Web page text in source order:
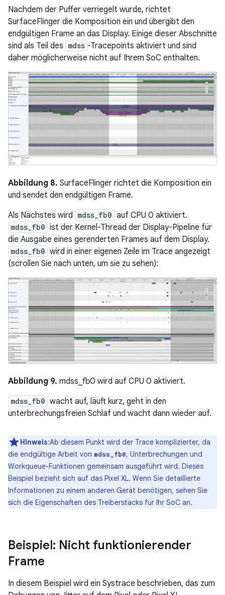
Nachdem der Puffer verriegelt wurde, richtet
SurfaceFlinger die Komposition ein und übergibt den
endgültigen Frame an das Display. Einige dieser Abschnitte
sind als Teil des mdss -Tracepoints aktiviert und sind
daher möglicherweise nicht auf Ihrem SoC enthalten.
Abbildung 8. SurfaceFlinger richtet die Komposition ein
und sendet den endgültigen Frame.
Als Nächstes wird mdss_fb0 auf CPU 0 aktiviert.
mdss_fb0 ist der Kernel-Thread der Display-Pipeline für
die Ausgabe eines gerenderten Frames auf dem Display.
mdss_fb0 wird in einer eigenen Zeile im Trace angezeigt
(scrollen Sie nach unten, um sie zu sehen):
Abbildung 9. mdss_fb0 wird auf CPU 0 aktiviert.
mdss_fb0 wacht auf, läuft kurz, geht in den
unterbrechungsfreien Schlaf und wacht dann wieder auf.
Hinweis:Ab diesem Punkt wird der Trace komplizierter, da
die endgültige Arbeit von mdss_fb0, Unterbrechungen und
Workqueue-Funktionen gemeinsam ausgeführt wird. Dieses
Beispiel bezieht sich auf das Pixel XL. Wenn Sie detaillierte
Informationen zu einem anderen Gerät benötigen, sehen Sie
sich die Eigenschaften des Treiberstacks für Ihr SoC an.
Beispiel: Nicht funktionierender
Frame
In diesem Beispiel wird ein Systrace beschrieben, das zum